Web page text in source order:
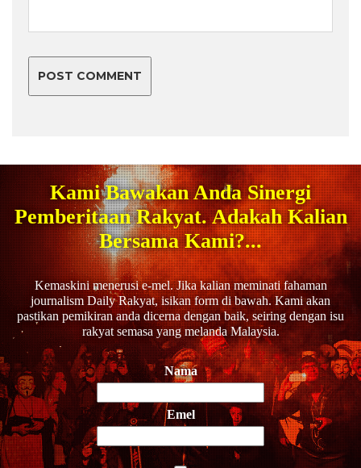
Kami Bawakan Anda Sinergi
Pemberitaan Rakyat. Adakah Kalian
Bersama Kami?...
Kemaskini menerusi e-mel. Jika kalian meminati fahaman
journalism Daily Rakyat, isikan form di bawah. Kami akan
pastikan pemikiran anda dicerna dengan baik, seiring dengan isu
rakyat semasa yang melanda Malaysia.
Nama
Emel